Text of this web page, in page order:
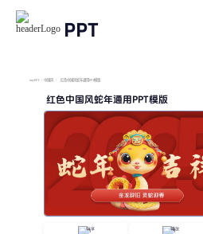
PPT
imyPPT / 中国风 / 红色中国风蛇年通用PPT模版
红色中国风蛇年通用PPT模版
分享 播放